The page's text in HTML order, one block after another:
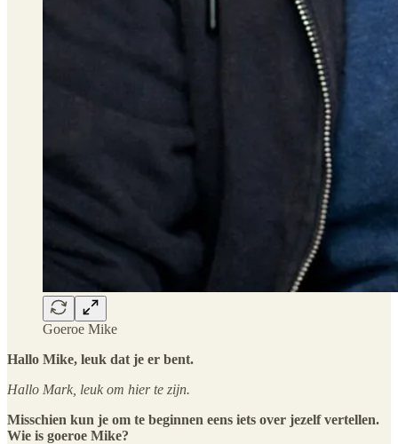
Goeroe Mike
Hallo Mike, leuk dat je er bent.
Hallo Mark, leuk om hier te zijn.
Misschien kun je om te beginnen eens iets over jezelf vertellen.
Wie is goeroe Mike?